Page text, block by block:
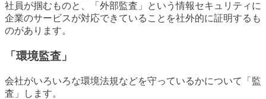
社員が掴むものと、「外部監査」という情報セキュリティに
企業のサービスが対応できていることを社外的に証明するも
のがあります。
「環境監査」
会社がいろいろな環境法規などを守っているかについて「監
査」します。